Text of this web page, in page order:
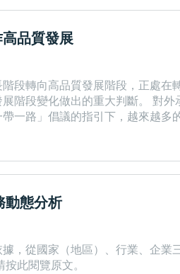
高品質發展
段轉向高品質發展階段，正處
的高品質發展，離不開企業的高品質發展，而企業的高品
一路」倡議的指引下，越來越
動態分析
，從國家（地區）、行業、企
業情況，未經授權不得轉載或鏡像。 請按此閱覽原文。